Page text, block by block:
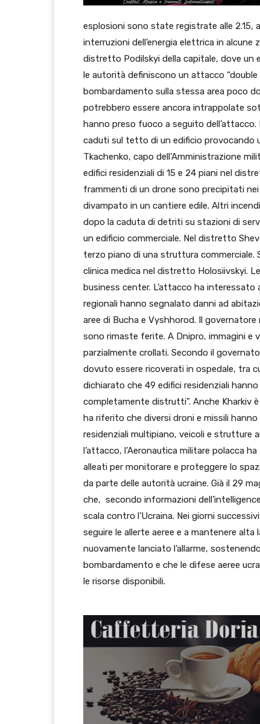
esplosioni sono state registrate alle 2.15,
interruzioni dell’energia elettrica in
distretto Podilskyi della capitale, dove un
le autorità definiscono un attacco
bombardamento sulla stessa area poco
potrebbero essere ancora intrappolate
hanno preso fuoco a seguito
caduti sul tetto di un edificio provocando
Tkachenko, capo dell’Amministrazione
edifici residenziali di 15 e 24 piani nel
frammenti di un drone sono precipitati
divampato in un cantiere edile. Altri
dopo la caduta di detriti su stazioni di
un edificio commerciale. Nel distretto
terzo piano di una struttura commerciale.
clinica medica nel distretto Holosiivskyi.
business center. L’attacco ha interessato
regionali hanno segnalato danni ad
aree di Bucha e Vyshhorod. Il
sono rimaste ferite. A Dnipro, immagini e
parzialmente crollati. Secondo il
dovuto essere ricoverati in ospedale, tra
dichiarato che 49 edifici residenziali
completamente distrutti”. Anche Kharkiv
ha riferito che diversi droni e missili
residenziali multipiano, veicoli e strutture
l’attacco, l’Aeronautica militare polacca
alleati per monitorare e proteggere lo
da parte delle autorità ucraine. Già il 29
che, secondo informazioni
scala contro l’Ucraina. Nei giorni
seguire le allerte aeree e a mantenere alta
nuovamente lanciato l’allarme,
bombardamento e che le difese aeree
le risorse disponibili.